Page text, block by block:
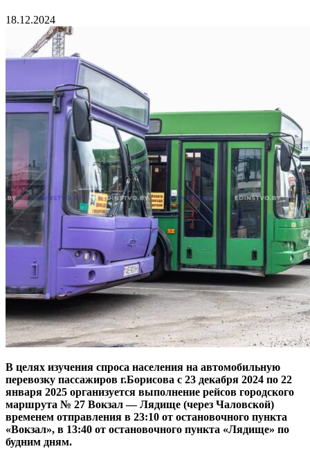
18.12.2024
В целях изучения спроса населения на автомобильную
перевозку пассажиров г.Борисова с 23 декабря 2024 по 22
января 2025 организуется выполнение рейсов городского
маршрута № 27 Вокзал — Лядище (через Чаловской)
временем отправления в 23:10 от остановочного пункта
«Вокзал», в 13:40 от остановочного пункта «Лядище» по
будним дням.